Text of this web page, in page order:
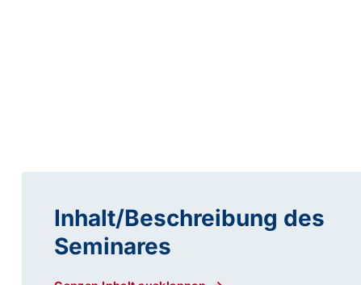
Inhalt/Beschreibung des
Seminares